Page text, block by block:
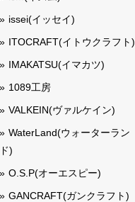
issei(イッセイ)
ITOCRAFT(イトウクラフト)
IMAKATSU(イマカツ)
1089工房
VALKEIN(ヴァルケイン)
WaterLand(ウォーターラン
ド)
O.S.P(オーエスピー)
GANCRAFT(ガンクラフト)